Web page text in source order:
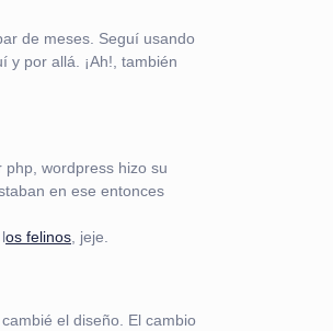
de meses. Seguí usando
y por allá. ¡Ah!, también
php, wordpress hizo su
en ese entonces
os felinos , jeje.
el diseño. El cambio